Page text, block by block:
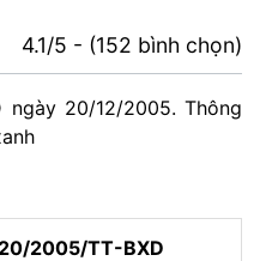
4.1/5 - (152 bình chọn)
ngày 20/12/2005. Thông
2005/TT-BXD